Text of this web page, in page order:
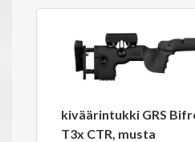
kiväärintukki GRS
T3x CTR, musta